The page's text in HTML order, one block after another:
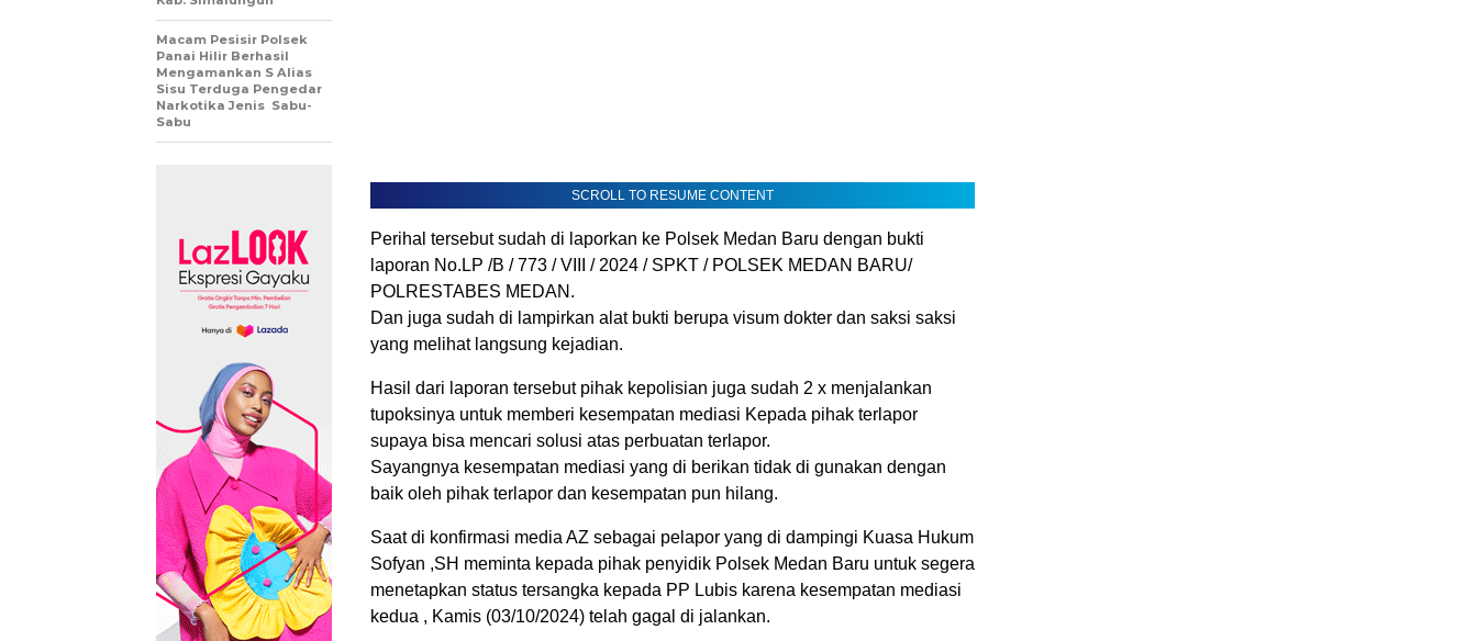
SCROLL TO RESUME CONTENT
Perihal tersebut sudah di laporkan ke Polsek Medan Baru dengan bukti
laporan No.LP /B / 773 / VIII / 2024 / SPKT / POLSEK MEDAN BARU/
POLRESTABES MEDAN.
Dan juga sudah di lampirkan alat bukti berupa visum dokter dan saksi saksi
yang melihat langsung kejadian.
Hasil dari laporan tersebut pihak kepolisian juga sudah 2 x menjalankan
tupoksinya untuk memberi kesempatan mediasi Kepada pihak terlapor
supaya bisa mencari solusi atas perbuatan terlapor.
Sayangnya kesempatan mediasi yang di berikan tidak di gunakan dengan
baik oleh pihak terlapor dan kesempatan pun hilang.
Saat di konfirmasi media AZ sebagai pelapor yang di dampingi Kuasa Hukum
Sofyan ,SH meminta kepada pihak penyidik Polsek Medan Baru untuk segera
menetapkan status tersangka kepada PP Lubis karena kesempatan mediasi
kedua , Kamis (03/10/2024) telah gagal di jalankan.
Macam Pesisir Polsek
Panai Hilir Berhasil
Mengamankan S Alias
Sisu Terduga Pengedar
Narkotika Jenis Sabu-
Sabu